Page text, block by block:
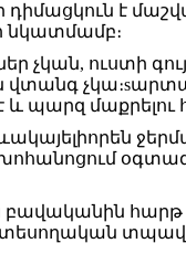
է
նկատմամբ։
չկան, ուստի
վտանգ չկա։s
պարզ մաքրելու
հարթ է,